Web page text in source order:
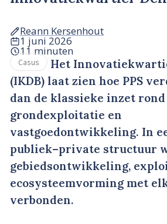
Reann Kersenhout
1 juni 2026
11 minuten
Casus
Het
(IKDB) laat zien hoe PPS
dan de klassieke inzet rond
grondexploitatie en
vastgoedontwikkeling. In
publiek–private structuur
gebiedsontwikkeling,
ecosysteemvorming met
verbonden.